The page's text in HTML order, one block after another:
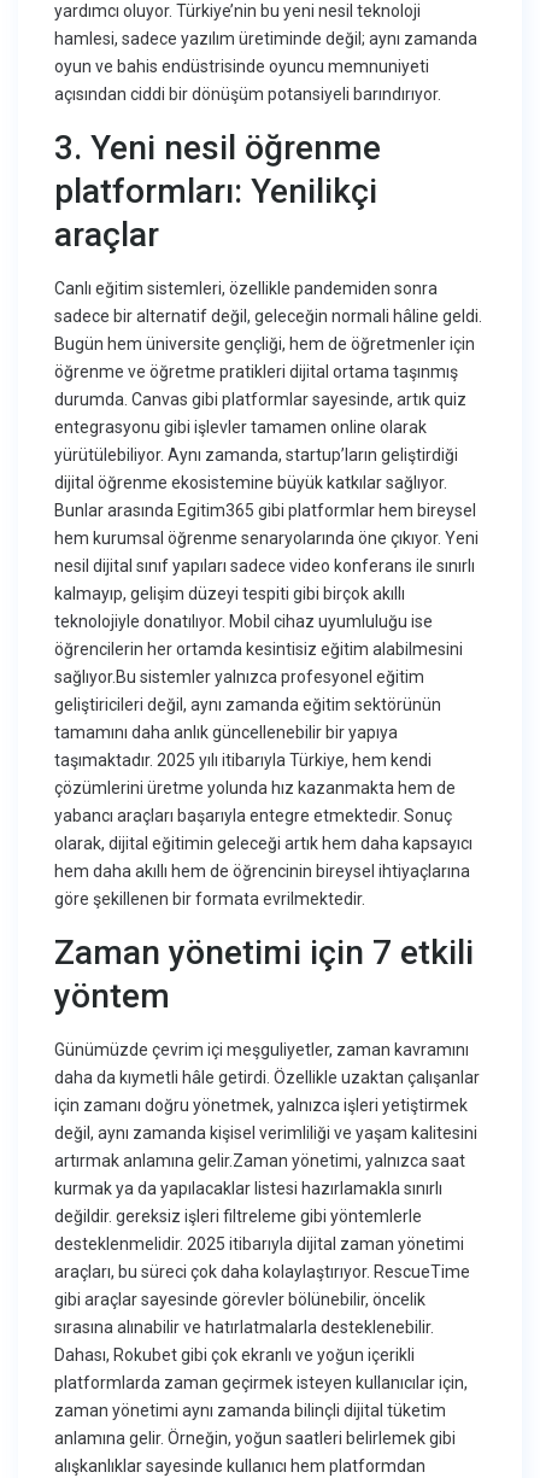
yardımcı oluyor. Türkiye’nin bu yeni nesil teknoloji
hamlesi, sadece yazılım üretiminde değil; aynı zamanda
oyun ve bahis endüstrisinde oyuncu memnuniyeti
açısından ciddi bir dönüşüm potansiyeli barındırıyor.
3. Yeni nesil öğrenme
platformları: Yenilikçi
araçlar
Canlı eğitim sistemleri, özellikle pandemiden sonra
sadece bir alternatif değil, geleceğin normali hâline geldi.
Bugün hem üniversite gençliği, hem de öğretmenler için
öğrenme ve öğretme pratikleri dijital ortama taşınmış
durumda. Canvas gibi platformlar sayesinde, artık quiz
entegrasyonu gibi işlevler tamamen online olarak
yürütülebiliyor. Aynı zamanda, startup’ların geliştirdiği
dijital öğrenme ekosistemine büyük katkılar sağlıyor.
Bunlar arasında Egitim365 gibi platformlar hem bireysel
hem kurumsal öğrenme senaryolarında öne çıkıyor. Yeni
nesil dijital sınıf yapıları sadece video konferans ile sınırlı
kalmayıp, gelişim düzeyi tespiti gibi birçok akıllı
teknolojiyle donatılıyor. Mobil cihaz uyumluluğu ise
öğrencilerin her ortamda kesintisiz eğitim alabilmesini
sağlıyor.Bu sistemler yalnızca profesyonel eğitim
geliştiricileri değil, aynı zamanda eğitim sektörünün
tamamını daha anlık güncellenebilir bir yapıya
taşımaktadır. 2025 yılı itibarıyla Türkiye, hem kendi
çözümlerini üretme yolunda hız kazanmakta hem de
yabancı araçları başarıyla entegre etmektedir. Sonuç
olarak, dijital eğitimin geleceği artık hem daha kapsayıcı
hem daha akıllı hem de öğrencinin bireysel ihtiyaçlarına
göre şekillenen bir formata evrilmektedir.
Zaman yönetimi için 7 etkili
yöntem
Günümüzde çevrim içi meşguliyetler, zaman kavramını
daha da kıymetli hâle getirdi. Özellikle uzaktan çalışanlar
için zamanı doğru yönetmek, yalnızca işleri yetiştirmek
değil, aynı zamanda kişisel verimliliği ve yaşam kalitesini
artırmak anlamına gelir.Zaman yönetimi, yalnızca saat
kurmak ya da yapılacaklar listesi hazırlamakla sınırlı
değildir. gereksiz işleri filtreleme gibi yöntemlerle
desteklenmelidir. 2025 itibarıyla dijital zaman yönetimi
araçları, bu süreci çok daha kolaylaştırıyor. RescueTime
gibi araçlar sayesinde görevler bölünebilir, öncelik
sırasına alınabilir ve hatırlatmalarla desteklenebilir.
Dahası, Rokubet gibi çok ekranlı ve yoğun içerikli
platformlarda zaman geçirmek isteyen kullanıcılar için,
zaman yönetimi aynı zamanda bilinçli dijital tüketim
anlamına gelir. Örneğin, yoğun saatleri belirlemek gibi
alışkanlıklar sayesinde kullanıcı hem platformdan